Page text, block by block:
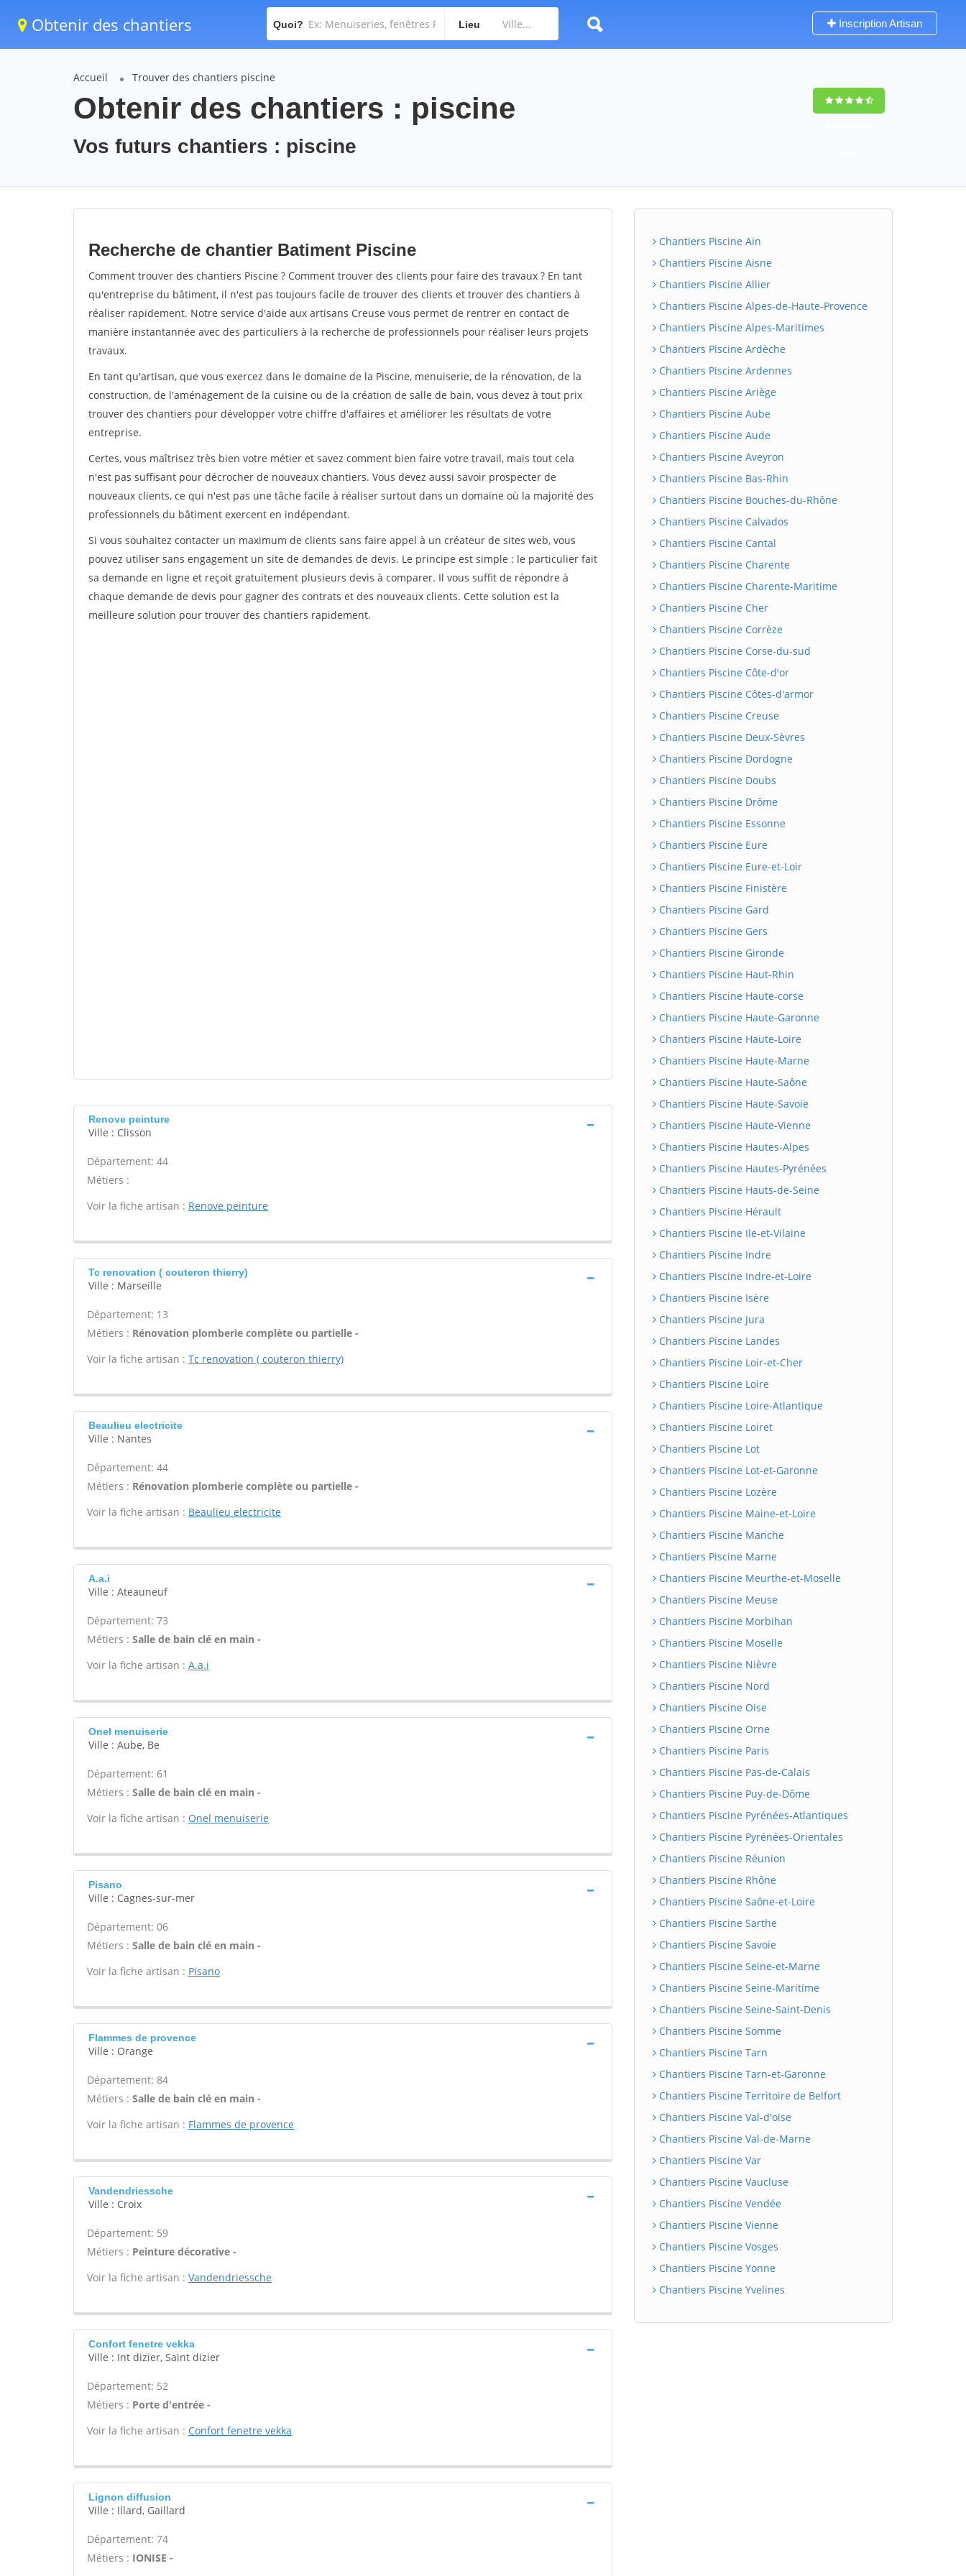
Obtenir des chantiers Quoi? Lieu Inscription Artisan
Accueil Trouver des chantiers piscine
Obtenir des chantiers : piscine
Vos futurs chantiers : piscine
Recherche de chantier Batiment Piscine
Comment trouver des chantiers Piscine ? Comment trouver des clients pour faire des travaux ? En tant
qu'entreprise du bâtiment, il n'est pas toujours facile de trouver des clients et trouver des chantiers à
réaliser rapidement. Notre service d'aide aux artisans Creuse vous permet de rentrer en contact de
manière instantannée avec des particuliers à la recherche de professionnels pour réaliser leurs projets
travaux.
En tant qu'artisan, que vous exercez dans le domaine de la Piscine, menuiserie, de la rénovation, de la
construction, de l'aménagement de la cuisine ou de la création de salle de bain, vous devez à tout prix
trouver des chantiers pour développer votre chiffre d'affaires et améliorer les résultats de votre
entreprise.
Certes, vous maîtrisez très bien votre métier et savez comment bien faire votre travail, mais tout cela
n'est pas suffisant pour décrocher de nouveaux chantiers. Vous devez aussi savoir prospecter de
nouveaux clients, ce qui n'est pas une tâche facile à réaliser surtout dans un domaine où la majorité des
professionnels du bâtiment exercent en indépendant.
Si vous souhaitez contacter un maximum de clients sans faire appel à un créateur de sites web, vous
pouvez utiliser sans engagement un site de demandes de devis. Le principe est simple : le particulier fait
sa demande en ligne et reçoit gratuitement plusieurs devis à comparer. Il vous suffit de répondre à
chaque demande de devis pour gagner des contrats et des nouveaux clients. Cette solution est la
meilleure solution pour trouver des chantiers rapidement.
Renove peinture
Ville : Clisson
Département: 44
Métiers :
Voir la fiche artisan : Renove peinture
Tc renovation ( couteron thierry)
Ville : Marseille
Département: 13
Métiers : Rénovation plomberie complète ou partielle -
Voir la fiche artisan : Tc renovation ( couteron thierry)
Beaulieu electricite
Ville : Nantes
Département: 44
Métiers : Rénovation plomberie complète ou partielle -
Voir la fiche artisan : Beaulieu electricite
A.a.i
Ville : Ateauneuf
Département: 73
Métiers : Salle de bain clé en main -
Voir la fiche artisan : A.a.i
Onel menuiserie
Ville : Aube, Be
Département: 61
Métiers : Salle de bain clé en main -
Voir la fiche artisan : Onel menuiserie
Pisano
Ville : Cagnes-sur-mer
Département: 06
Métiers : Salle de bain clé en main -
Voir la fiche artisan : Pisano
Flammes de provence
Ville : Orange
Département: 84
Métiers : Salle de bain clé en main -
Voir la fiche artisan : Flammes de provence
Vandendriessche
Ville : Croix
Département: 59
Métiers : Peinture décorative -
Voir la fiche artisan : Vandendriessche
Confort fenetre vekka
Ville : Int dizier, Saint dizier
Département: 52
Métiers : Porte d'entrée -
Voir la fiche artisan : Confort fenetre vekka
Lignon diffusion
Ville : Illard, Gaillard
Département: 74
Métiers : IONISE -
Chantiers Piscine Ain
Chantiers Piscine Aisne
Chantiers Piscine Allier
Chantiers Piscine Alpes-de-Haute-Provence
Chantiers Piscine Alpes-Maritimes
Chantiers Piscine Ardèche
Chantiers Piscine Ardennes
Chantiers Piscine Ariège
Chantiers Piscine Aube
Chantiers Piscine Aude
Chantiers Piscine Aveyron
Chantiers Piscine Bas-Rhin
Chantiers Piscine Bouches-du-Rhône
Chantiers Piscine Calvados
Chantiers Piscine Cantal
Chantiers Piscine Charente
Chantiers Piscine Charente-Maritime
Chantiers Piscine Cher
Chantiers Piscine Corrèze
Chantiers Piscine Corse-du-sud
Chantiers Piscine Côte-d'or
Chantiers Piscine Côtes-d'armor
Chantiers Piscine Creuse
Chantiers Piscine Deux-Sèvres
Chantiers Piscine Dordogne
Chantiers Piscine Doubs
Chantiers Piscine Drôme
Chantiers Piscine Essonne
Chantiers Piscine Eure
Chantiers Piscine Eure-et-Loir
Chantiers Piscine Finistère
Chantiers Piscine Gard
Chantiers Piscine Gers
Chantiers Piscine Gironde
Chantiers Piscine Haut-Rhin
Chantiers Piscine Haute-corse
Chantiers Piscine Haute-Garonne
Chantiers Piscine Haute-Loire
Chantiers Piscine Haute-Marne
Chantiers Piscine Haute-Saône
Chantiers Piscine Haute-Savoie
Chantiers Piscine Haute-Vienne
Chantiers Piscine Hautes-Alpes
Chantiers Piscine Hautes-Pyrénées
Chantiers Piscine Hauts-de-Seine
Chantiers Piscine Hérault
Chantiers Piscine Ile-et-Vilaine
Chantiers Piscine Indre
Chantiers Piscine Indre-et-Loire
Chantiers Piscine Isère
Chantiers Piscine Jura
Chantiers Piscine Landes
Chantiers Piscine Loir-et-Cher
Chantiers Piscine Loire
Chantiers Piscine Loire-Atlantique
Chantiers Piscine Loiret
Chantiers Piscine Lot
Chantiers Piscine Lot-et-Garonne
Chantiers Piscine Lozère
Chantiers Piscine Maine-et-Loire
Chantiers Piscine Manche
Chantiers Piscine Marne
Chantiers Piscine Meurthe-et-Moselle
Chantiers Piscine Meuse
Chantiers Piscine Morbihan
Chantiers Piscine Moselle
Chantiers Piscine Nièvre
Chantiers Piscine Nord
Chantiers Piscine Oise
Chantiers Piscine Orne
Chantiers Piscine Paris
Chantiers Piscine Pas-de-Calais
Chantiers Piscine Puy-de-Dôme
Chantiers Piscine Pyrénées-Atlantiques
Chantiers Piscine Pyrénées-Orientales
Chantiers Piscine Réunion
Chantiers Piscine Rhône
Chantiers Piscine Saône-et-Loire
Chantiers Piscine Sarthe
Chantiers Piscine Savoie
Chantiers Piscine Seine-et-Marne
Chantiers Piscine Seine-Maritime
Chantiers Piscine Seine-Saint-Denis
Chantiers Piscine Somme
Chantiers Piscine Tarn
Chantiers Piscine Tarn-et-Garonne
Chantiers Piscine Territoire de Belfort
Chantiers Piscine Val-d'oise
Chantiers Piscine Val-de-Marne
Chantiers Piscine Var
Chantiers Piscine Vaucluse
Chantiers Piscine Vendée
Chantiers Piscine Vienne
Chantiers Piscine Vosges
Chantiers Piscine Yonne
Chantiers Piscine Yvelines